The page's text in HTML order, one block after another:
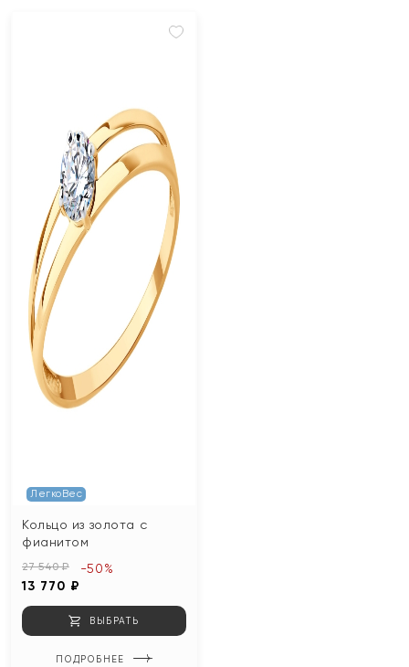
ЛегкоВес
Кольцо из золота с
фианитом
27 540 ₽
13 770 ₽
-50%
ВЫБРАТЬ
ПОДРОБНЕЕ